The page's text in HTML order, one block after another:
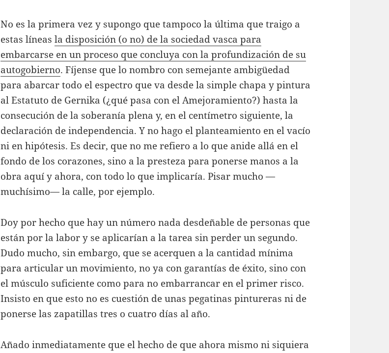
No es la primera vez y supongo que tampoco la última que traigo a
estas líneasla disposición (o no) de la sociedad vasca para
embarcarse en un proceso que concluya con la profundización de su
autogobierno. Fíjense que lo nombro con semejante ambigüedad
para abarcar todo el espectro que va desde la simple chapa y pintura
al Estatuto de Gernika (¿qué pasa con el Amejoramiento?) hasta la
consecución de la soberanía plena y, en el centímetro siguiente, la
declaración de independencia. Y no hago el planteamiento en el vacío
ni en hipótesis. Es decir, que no me refiero a lo que anide allá en el
fondo de los corazones, sino a la presteza para ponerse manos a la
obra aquí y ahora, con todo lo que implicaría. Pisar mucho —
muchísimo— la calle, por ejemplo.
Doy por hecho que hay un número nada desdeñable de personas que
están por la labor y se aplicarían a la tarea sin perder un segundo.
Dudo mucho, sin embargo, que se acerquen a la cantidad mínima
para articular un movimiento, no ya con garantías de éxito, sino con
el músculo suficiente como para no embarrancar en el primer risco.
Insisto en que esto no es cuestión de unas pegatinas pintureras ni de
ponerse las zapatillas tres o cuatro días al año.
Añado inmediatamente que el hecho de que ahora mismo ni siquiera